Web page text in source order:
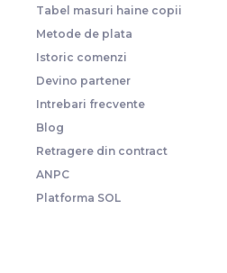
Tabel masuri haine copii
Metode de plata
Istoric comenzi
Devino partener
Intrebari frecvente
Blog
Retragere din contract
ANPC
Platforma SOL